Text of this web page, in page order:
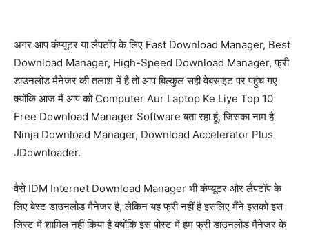
अगर आप कंप्यूटर या लैपटॉप के लिए Fast Download Manager, Best
Download Manager, High-Speed Download Manager, फ्री
डाउनलोड मैनेजर की तलाश में है तो आप बिल्कुल सही वेबसाइट पर पहुंच गए
क्योंकि आज मैं आप को Computer Aur Laptop Ke Liye Top 10
Free Download Manager Software बता रहा हूं, जिसका नाम है
Ninja Download Manager, Download Accelerator Plus
JDownloader.
वैसे IDM Internet Download Manager भी कंप्यूटर और लैपटॉप के
लिए बेस्ट डाउनलोड मैनेजर है, लेकिन यह फ्री नहीं है इसलिए मैंने इसको इस
लिस्ट में शामिल नहीं किया है क्योंकि इस पोस्ट में हम फ्री डाउनलोड मैनेजर के